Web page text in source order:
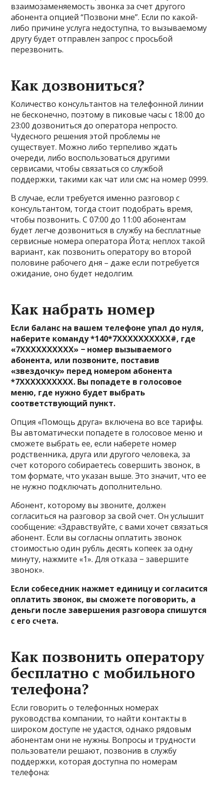
взаимозаменяемость звонка за счет другого
абонента опцией “Позвони мне”. Если по какой-
либо причине услуга недоступна, то вызываемому
другу будет отправлен запрос с просьбой
перезвонить.
Как дозвониться?
Количество консультантов на телефонной линии
не бесконечно, поэтому в пиковые часы с 18:00 до
23:00 дозвониться до оператора непросто.
Чудесного решения этой проблемы не
существует. Можно либо терпеливо ждать
очереди, либо воспользоваться другими
сервисами, чтобы связаться со службой
поддержки, такими как чат или смс на номер 0999.
В случае, если требуется именно разговор с
консультантом, тогда стоит подобрать время,
чтобы позвонить. С 07:00 до 11:00 абонентам
будет легче дозвониться в службу на бесплатные
сервисные номера оператора Йота; неплох такой
вариант, как позвонить оператору во второй
половине рабочего дня – даже если потребуется
ожидание, оно будет недолгим.
Как набрать номер
Если баланс на вашем телефоне упал до нуля,
наберите команду *140*7XXXXXXXXXX#, где
«7XXXXXXXXXX» − номер вызываемого
абонента, или позвоните, поставив
«звездочку» перед номером абонента
*7XXXXXXXXXX. Вы попадете в голосовое
меню, где нужно будет выбрать
соответствующий пункт.
Опция «Помощь друга» включена во все тарифы.
Вы автоматически попадете в голосовое меню и
сможете выбрать ее, если наберете номер
родственника, друга или другого человека, за
счет которого собираетесь совершить звонок, в
том формате, что указан выше. Это значит, что ее
не нужно подключать дополнительно.
Абонент, которому вы звоните, должен
согласиться на разговор за свой счет. Он услышит
сообщение: «Здравствуйте, с вами хочет связаться
абонент. Если вы согласны оплатить звонок
стоимостью один рубль десять копеек за одну
минуту, нажмите «1». Для отказа − завершите
звонок».
Если собеседник нажмет единицу и согласится
оплатить звонок, вы сможете поговорить, а
деньги после завершения разговора спишутся
с его счета.
Как позвонить оператору
бесплатно с мобильного
телефона?
Если говорить о телефонных номерах
руководства компании, то найти контакты в
широком доступе не удастся, однако рядовым
абонентам они не нужны. Вопросы и трудности
пользователи решают, позвонив в службу
поддержки, которая доступна по номерам
телефона: